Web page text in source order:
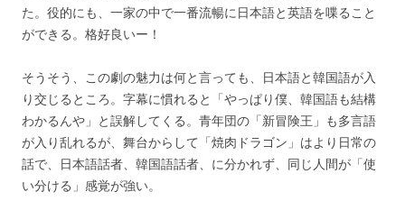
た。役的にも、一家の中で一番流暢に日本語と英語を喋ること
ができる。格好良いー！
そうそう、この劇の魅力は何と言っても、日本語と韓国語が入
り交じるところ。字幕に慣れると「やっぱり僕、韓国語も結構
わかるんや」と誤解してくる。青年団の「新冒険王」も多言語
が入り乱れるが、舞台からして「焼肉ドラゴン」はより日常の
話で、日本語話者、韓国語話者、に分かれず、同じ人間が「使
い分ける」感覚が強い。